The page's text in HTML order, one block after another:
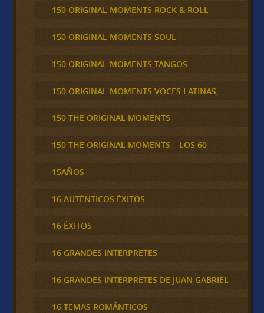
150 ORIGINAL MOMENTS ROCK & ROLL
150 ORIGINAL MOMENTS SOUL
150 ORIGINAL MOMENTS TANGOS
150 ORIGINAL MOMENTS VOCES LATINAS,
150 THE ORIGINAL MOMENTS
150 THE ORIGINAL MOMENTS – LOS 60
15AÑOS
16 AUTÉNTICOS ÉXITOS
16 ÉXITOS
16 GRANDES INTERPRETES
16 GRANDES INTERPRETES DE JUAN GABRIEL
16 TEMAS ROMÁNTICOS